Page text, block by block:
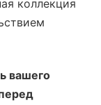
коллекция
вашего